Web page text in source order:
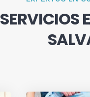
SERVICIOS